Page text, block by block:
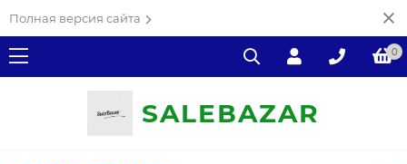
Полная версия сайта
0
SALEВAZAR